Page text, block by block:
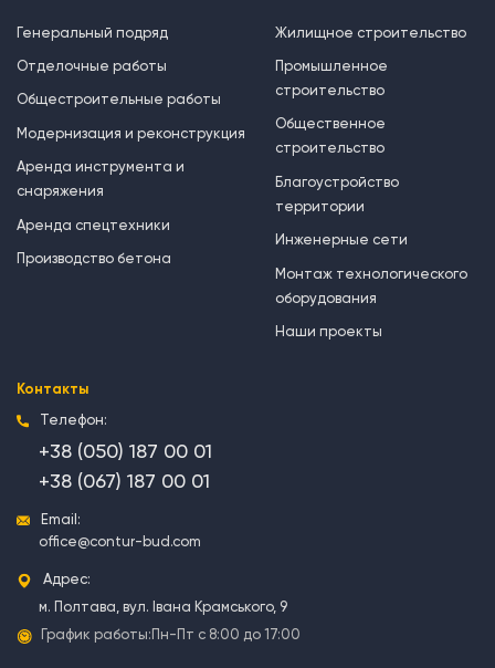
Генеральный подряд
Отделочные работы
Общестроительные работы
Модернизация и реконструкция
Аренда инструмента и
снаряжения
Аренда спецтехники
Производство бетона
Жилищное строительство
Промышленное
строительство
Общественное
строительство
Благоустройство
территории
Инженерные сети
Монтаж технологического
оборудования
Наши проекты
Контакты
Телефон:
+38 (050) 187 00 01
+38 (067) 187 00 01
Email:
office@contur-bud.com
Адрес:
м. Полтава, вул. Івана Крамського, 9
График работы: Пн-Пт с 8:00 до 17:00